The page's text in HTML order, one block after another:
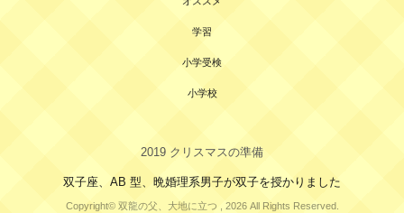
学習
小学受検
小学校
2019 クリスマスの準備
双子座、AB 型、晩婚理系男子が双子を授かりました
Copyright© 双龍の父、大地に立つ , 2026 All Rights Reserved.